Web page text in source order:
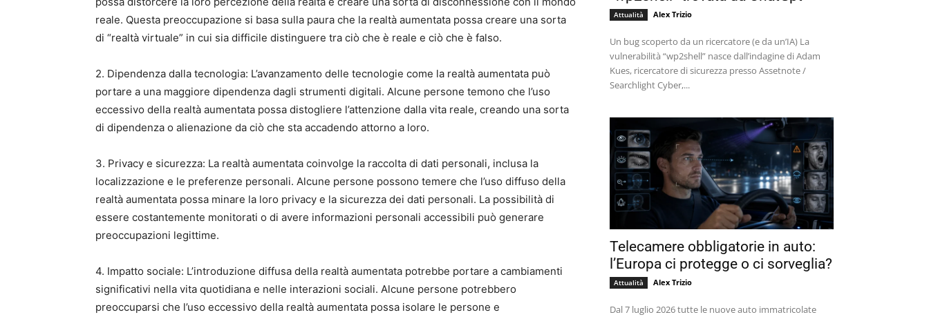
reale. Questa preoccupazione si basa sulla paura che la realtà aumentata possa creare una sorta
di “realtà virtuale” in cui sia difficile distinguere tra ciò che è reale e ciò che è falso.
2. Dipendenza dalla tecnologia: L’avanzamento delle tecnologie come la realtà aumentata può
portare a una maggiore dipendenza dagli strumenti digitali. Alcune persone temono che l’uso
eccessivo della realtà aumentata possa distogliere l’attenzione dalla vita reale, creando una sorta
di dipendenza o alienazione da ciò che sta accadendo attorno a loro.
3. Privacy e sicurezza: La realtà aumentata coinvolge la raccolta di dati personali, inclusa la
localizzazione e le preferenze personali. Alcune persone possono temere che l’uso diffuso della
realtà aumentata possa minare la loro privacy e la sicurezza dei dati personali. La possibilità di
essere costantemente monitorati o di avere informazioni personali accessibili può generare
preoccupazioni legittime.
4. Impatto sociale: L’introduzione diffusa della realtà aumentata potrebbe portare a cambiamenti
significativi nella vita quotidiana e nelle interazioni sociali. Alcune persone potrebbero
preoccuparsi che l’uso eccessivo della realtà aumentata possa isolare le persone e
Attualità Alex Trizio
Un bug scoperto da un ricercatore (e da un’IA) La
vulnerabilità “wp2shell” nasce dall’indagine di Adam
Kues, ricercatore di sicurezza presso Assetnote /
Searchlight Cyber,...
Telecamere obbligatorie in auto:
l’Europa ci protegge o ci sorveglia?
Attualità Alex Trizio
Dal 7 luglio 2026 tutte le nuove auto immatricolate